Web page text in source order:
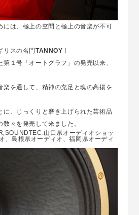
には、極上の空間と極上の音楽が不可
リスの名門TANNOY !
第１号「オートグラフ」の発売以来、
楽を通して、精神の充足と魂の高揚を
に、じっくりと磨き上げられた芸術品
々を発売して来ました。